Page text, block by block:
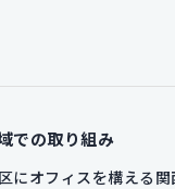
での取り組み
にオフィスを構える